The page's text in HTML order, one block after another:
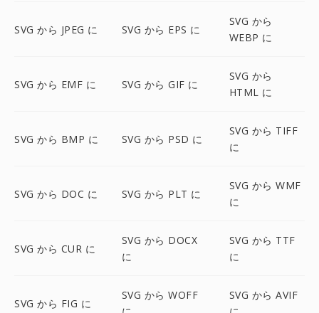
SVG から JPEG に SVG から EPS に
SVG から
WEBP に
SVG から EMF に SVG から GIF に
SVG から
HTML に
SVG から BMP に SVG から PSD に
SVG から TIFF
に
SVG から DOC に SVG から PLT に
SVG から WMF
に
SVG から CUR に
SVG から DOCX
に
SVG から TTF
に
SVG から FIG に
SVG から WOFF
SVG から AVIF